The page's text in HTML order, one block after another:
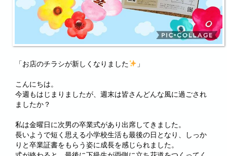
「お店のチラシが新しくなりました 」
こんにちは。
今週もはじまりましたが、週末は皆さんどんな風に過ごされ
ましたか？
私は金曜日に次男の卒業式があり出席してきました。
長いようで短く思える小学校生活も最後の日となり、しっか
りと卒業証書をもらう姿に成長を感じられました。